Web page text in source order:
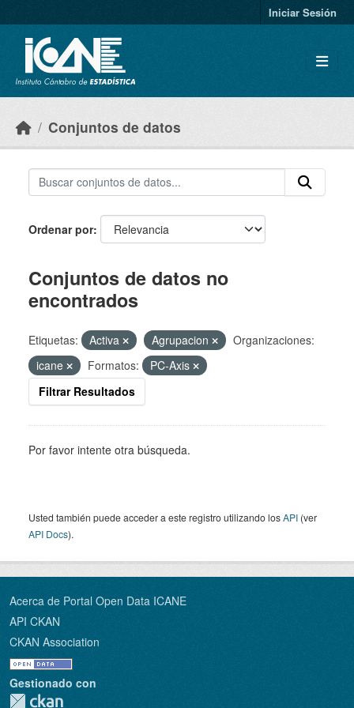
Iniciar Sesión
Conjuntos de datos
Ordenar por
Conjuntos de datos no
encontrados
Etiquetas: Activa Agrupacion
Organizaciones:
icane
Formatos:
PC-Axis
Filtrar Resultados
Por favor intente otra búsqueda.
Usted también puede acceder a este registro utilizando losAPI (ver
API Docs).
Acerca de Portal Open Data ICANE
API CKAN
CKAN Association
Gestionado con